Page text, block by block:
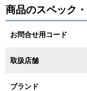
送料・お支払方法
ショッピングローンの
商品のスペック
お問合せ用コード
取扱店舗
ブランド